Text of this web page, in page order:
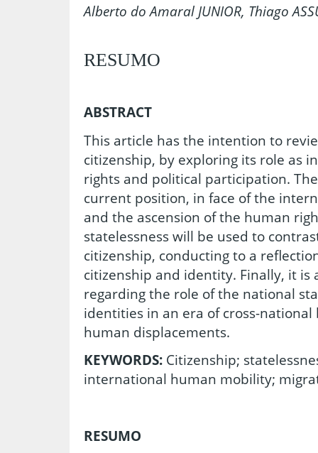
Alberto do Amaral JUNIOR, Thiago
RESUMO
ABSTRACT
This article has the intention to
citizenship, by exploring its role as
rights and political participation.
current position, in face of the
and the ascension of the human
statelessness will be used to
citizenship, conducting to a
citizenship and identity. Finally, it is
regarding the role of the national
identities in an era of cross-
human displacements.
KEYWORDS: Citizenship;
international human mobility;
RESUMO